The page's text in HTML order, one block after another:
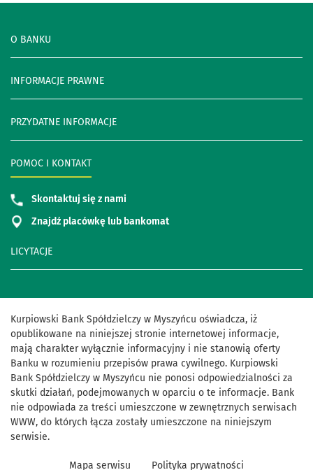
O BANKU
INFORMACJE PRAWNE
PRZYDATNE INFORMACJE
POMOC I KONTAKT
Skontaktuj się z nami
Znajdź placówkę lub bankomat
LICYTACJE
Kurpiowski Bank Spółdzielczy w Myszyńcu oświadcza, iż
opublikowane na niniejszej stronie internetowej informacje,
mają charakter wyłącznie informacyjny i nie stanowią oferty
Banku w rozumieniu przepisów prawa cywilnego. Kurpiowski
Bank Spółdzielczy w Myszyńcu nie ponosi odpowiedzialności za
skutki działań, podejmowanych w oparciu o te informacje. Bank
nie odpowiada za treści umieszczone w zewnętrznych serwisach
WWW, do których łącza zostały umieszczone na niniejszym
serwisie.
Mapa serwisu Polityka prywatności